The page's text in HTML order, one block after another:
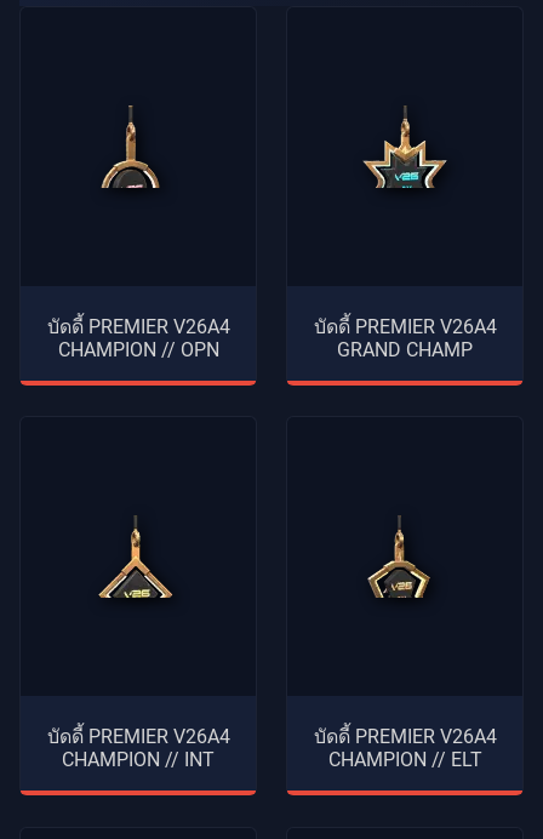
บัดดี้ PREMIER V26A4
CHAMPION // OPN
บัดดี้ PREMIER V26A4
GRAND CHAMP
บัดดี้ PREMIER V26A4
CHAMPION // INT
บัดดี้ PREMIER V26A4
CHAMPION // ELT